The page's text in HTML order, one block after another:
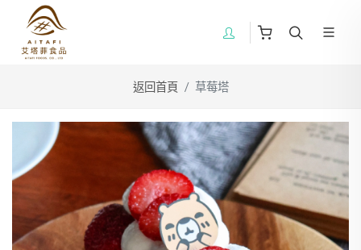
返回首頁 草莓塔